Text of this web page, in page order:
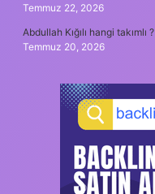
Temmuz 22, 2026
Abdullah Kığılı hangi takımlı ?
Temmuz 20, 2026